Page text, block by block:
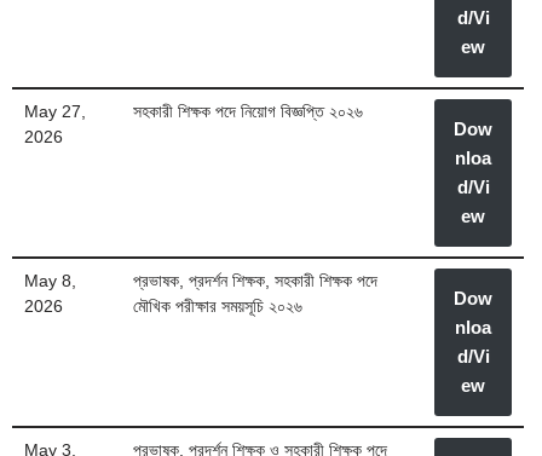
d/Vi
ew
May 27,
2026
সহকারী শিক্ষক পদে নিয়োগ বিজ্ঞপ্তি ২০২৬
Dow
nloa
d/Vi
ew
May 8,
2026
প্রভাষক, প্রদর্শন শিক্ষক, সহকারী শিক্ষক পদে
মৌখিক পরীক্ষার সময়সূচি ২০২৬
Dow
nloa
d/Vi
ew
May 3, প্রভাষক, প্রদর্শন শিক্ষক ও সহকারী শিক্ষক পদে